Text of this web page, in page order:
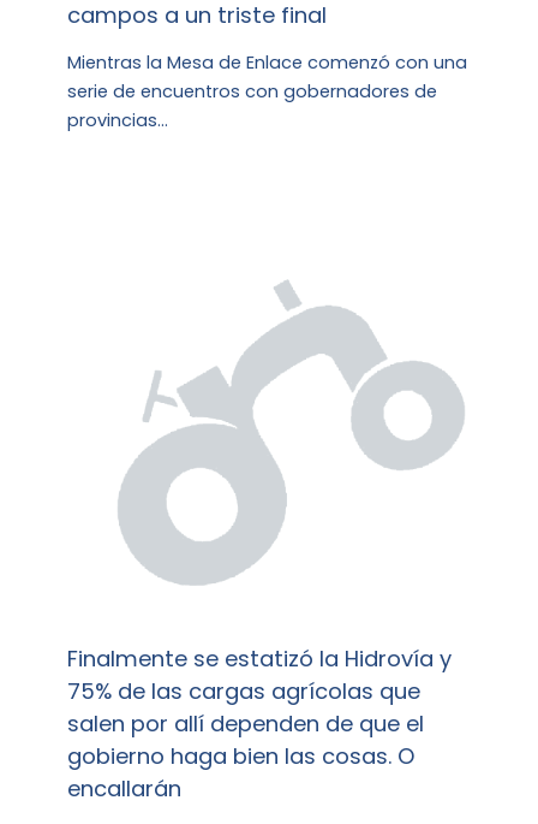
campos a un triste final
Mientras la Mesa de Enlace comenzó con una
serie de encuentros con gobernadores de
provincias…
Finalmente se estatizó la Hidrovía y
75% de las cargas agrícolas que
salen por allí dependen de que el
gobierno haga bien las cosas. O
encallarán